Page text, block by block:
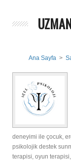
Ana Sayfa >
deneyimi ile çocuk,
psikolojik destek
terapisi, oyun